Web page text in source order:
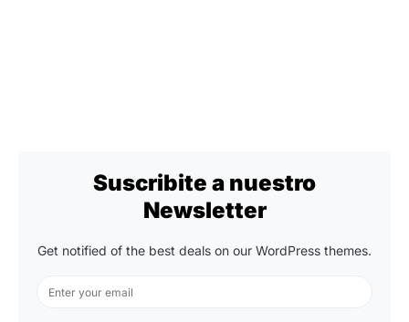
Suscribite a nuestro
Newsletter
Get notified of the best deals on our WordPress themes.